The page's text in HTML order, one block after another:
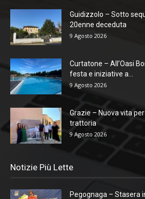
Guidizzolo – Sotto
20enne deceduta
9 Agosto 2026
Curtatone – All’Oasi
festa e iniziative a...
9 Agosto 2026
Grazie – Nuova vita
trattoria
9 Agosto 2026
Notizie Più Lette
Pegognaga – Stasera